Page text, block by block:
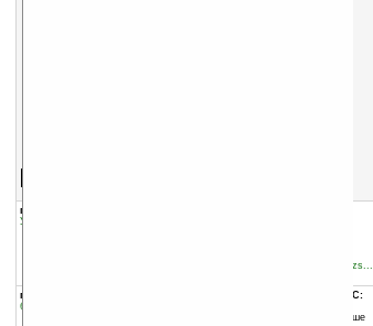
группы программы:
Утилиты
home.comcast.net/~cheezs...
программа:
бесплатная
совместима с Pocket PC:
Windows Mobile 5.0 и выше